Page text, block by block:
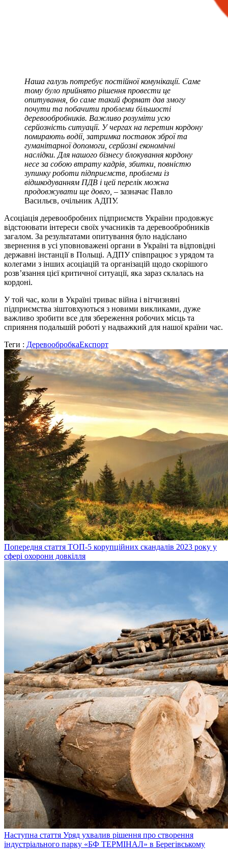
Наша галузь потребує постійної комунікації. Саме
тому було прийнято рішення провести це
опитування, бо саме такий формат дав змогу
почути та побачити проблеми більшості
деревообробників. Важливо розуміти усю
серйозність ситуації. У чергах на перетин кордону
помирають водії, затримка поставок зброї та
гуманітарної допомоги, серйозні економічні
наслідки. Для нашого бізнесу блокування кордону
несе за собою втрату кадрів, збитки, повністю
зупинку роботи підприємств, проблеми із
відшкодуванням ПДВ і цей перелік можна
продовжувати ще довго, – зазначає Павло
Васильєв, очільник АДПУ.
Асоціація деревообробних підприємств України продовжує
відстоювати інтереси своїх учасників та деревообробників
загалом. За результатами опитування було надіслано
звернення в усі уповноважені органи в Україні та відповідні
державні інстанції в Польщі. АДПУ співпрацює з урядом та
колегами з інших асоціацій та організацій щодо скорішого
розв’язання цієї критичної ситуації, яка зараз склалась на
кордоні.
У той час, коли в Україні триває війна і вітчизняні
підприємства зіштовхуються з новими викликами, дуже
важливо зробити все для збереження робочих місць та
сприяння подальшій роботі у надважкий для нашої країни час.
Теги : ДеревообробкаЕкспорт
Попередня стаття ТОП-5 корупційних скандалів 2023 року у
сфері охорони довкілля
Наступна стаття Уряд ухвалив рішення про створення
індустріального парку «БФ ТЕРМІНАЛ» в Берегівському